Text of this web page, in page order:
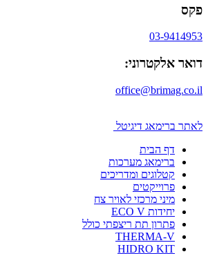
פקס
03-9414953
דואר אלקטרוני:
office@brimag.co.il
לאתר ברימאג דיגיטל
דף הבית
ברימאג מערכות
קטלוגים ומדריכים
פרוייקטים
מיני מרכזי לאויר צח
יחידות ECO V
פתרון תת ריצפתי כולל
THERMA-V
HIDRO KIT